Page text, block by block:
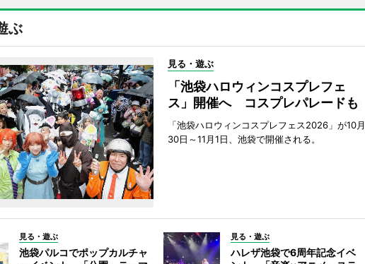
ぶ
見る・遊ぶ
「池袋ハロウィンコスプレフェ
ス」開催へ コスプレパレードも
「池袋ハロウィンコスプレフェス2026」が10月
30日～11月1日、池袋で開催される。
見る・遊ぶ
池袋パルコでポップカルチャ
見る・遊ぶ
ハレザ池袋で6周年記念イベ